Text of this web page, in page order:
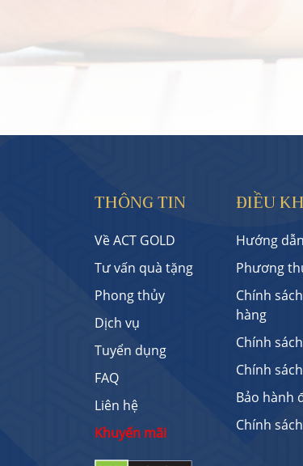
THÔNG TIN
Về ACT GOLD
Tư vấn quà tặng
Phong thủy
Dịch vụ
Tuyển dụng
FAQ
Liên hệ
Khuyến mãi
ĐIỀU
Hướng
Phương
Chính
hàng
Chính
Chính
Bảo hành
Chính